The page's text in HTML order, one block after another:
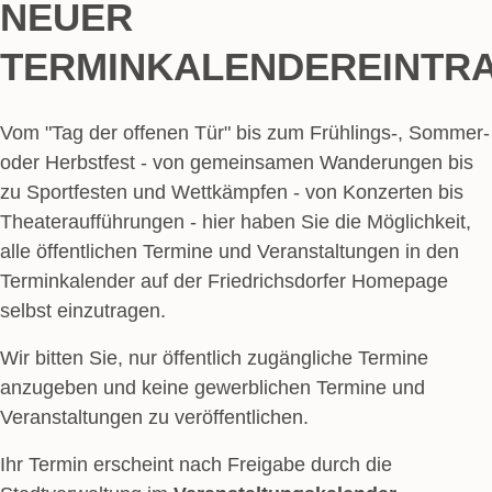
NEUER
Vom "Tag der offenen Tür" bis zum Frühlings-, Sommer-
oder Herbstfest - von gemeinsamen Wanderungen bis
zu Sportfesten und Wettkämpfen - von Konzerten bis
Theateraufführungen - hier haben Sie die Möglichkeit,
alle öffentlichen Termine und Veranstaltungen in den
Terminkalender auf der Friedrichsdorfer Homepage
selbst einzutragen.
Wir bitten Sie, nur öffentlich zugängliche Termine
anzugeben und keine gewerblichen Termine und
Veranstaltungen zu veröffentlichen.
Ihr Termin erscheint nach Freigabe durch die